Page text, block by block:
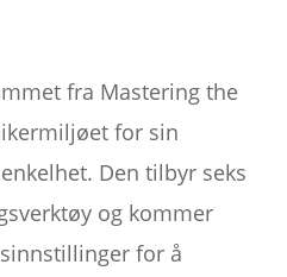
fra Mastering the
for sin
Den tilbyr seks
og kommer
for å